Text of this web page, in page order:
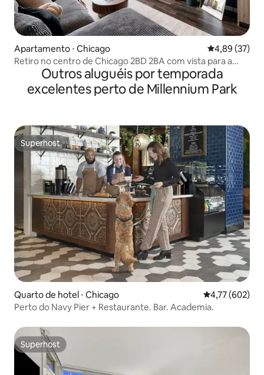
Apartamento ⋅ Chicago 4,89 de uma
4,89 (37)
Retiro no centro de Chicago 2BD 2BA com vista para a
academia no terraço
Outros aluguéis por temporada
excelentes perto de Millennium Park
Superhost
Superhost
Quarto de hotel ⋅ Chicago 4,77 de uma
4,77 (602)
Perto do Navy Pier + Restaurante. Bar. Academia.
Superhost
Superhost